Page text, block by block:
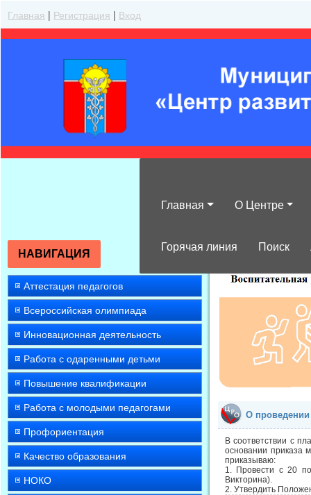
Главная | Регистрация | Вход
Главная О Центре
Горячая линия Поиск
НАВИГАЦИЯ
Аттестация педагогов
Всероссийская олимпиада
Инновационная деятельность
Работа с одаренными детьми
Повышение квалификации
Работа с молодыми педагогами
Профориентация
Качество образования
НОКО
О проведении
В соответствии с
основании приказа
приказываю:
1. Провести с 20
Викторина).
2. Утвердить